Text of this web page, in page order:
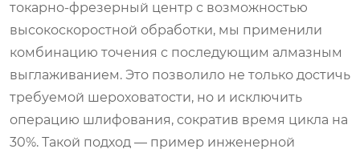
токарно-фрезерный центр с возможностью
высокоскоростной обработки, мы применили
комбинацию точения с последующим алмазным
выглаживанием. Это позволило не только достичь
требуемой шероховатости, но и исключить
операцию шлифования, сократив время цикла на
30%. Такой подход — пример инженерной